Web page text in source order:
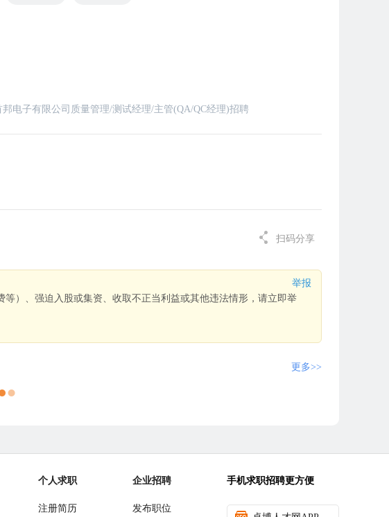
邦电子有限公司质量管理/测试经理/主管(QA/QC经理)招聘
扫码分享
举报
）、强迫入股或集资、收取不正当利益或其他违法情形，请立即举
更多>>
个人求职
注册简历
企业招聘
发布职位
手机求职招聘更方便